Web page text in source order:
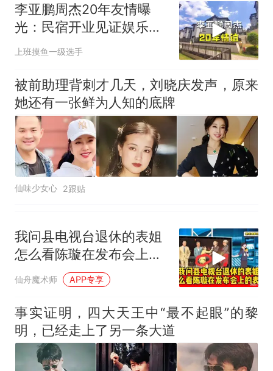
李亚鹏周杰20年友情曝
光：民宿开业见证娱乐圈
最暖兄弟情！
上班摸鱼一级选手
被前助理背刺才几天，刘晓庆发声，原来
她还有一张鲜为人知的底牌
仙味少女心 2跟贴
我问县电视台退休的表姐
怎么看陈璇在发布会上的
表现
仙舟魔术师 APP专享
事实证明，四大天王中“最不起眼”的黎
明，已经走上了另一条大道